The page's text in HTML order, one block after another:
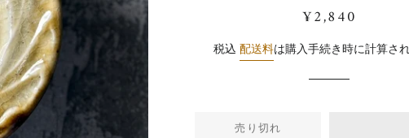
通
価
販
価
¥2,840
税込配送料は購入手続き時に計算され
売り切れ